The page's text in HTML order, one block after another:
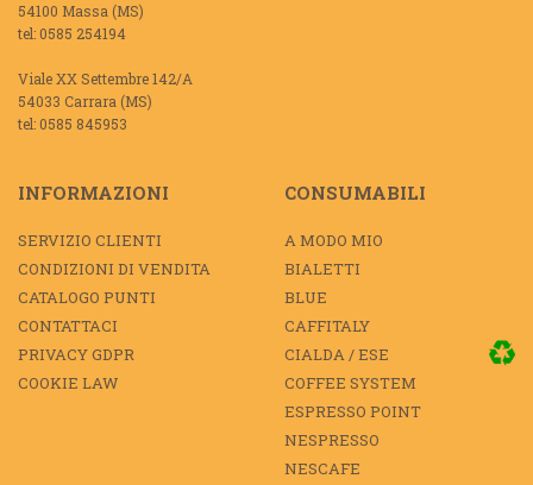
54100 Massa (MS)
tel: 0585 254194
Viale XX Settembre 142/A
54033 Carrara (MS)
tel: 0585 845953
INFORMAZIONI
SERVIZIO CLIENTI
CONDIZIONI DI VENDITA
CATALOGO PUNTI
CONTATTACI
PRIVACY GDPR
COOKIE LAW
CONSUMABILI
A MODO MIO
BIALETTI
BLUE
CAFFITALY
CIALDA / ESE
COFFEE SYSTEM
ESPRESSO POINT
NESPRESSO
NESCAFE